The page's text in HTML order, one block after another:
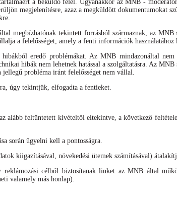
a beküldő felel. Ugyanakkor az MNB -
megjelenítésre, azaz a megküldött dokumentumokat
megbízhatónak tekintett forrásból származnak, az
a felelősséget, amely a fenti információk használatához
eredő problémákat. Az MNB mindazonáltal
hibák nem lehetnek hatással a szolgáltatásra. Az
probléma iránt felelősséget nem vállal.
úgy tekintjük, elfogadta a fentieket.
alább feltüntetett kivételtől eltekintve, a következő
során ügyelni kell a pontosságra.
kiigazításával, növekedési ütemek számításával)
célból biztosítanak linket az MNB által
valamely más honlap).